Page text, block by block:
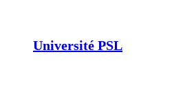
Université PSL